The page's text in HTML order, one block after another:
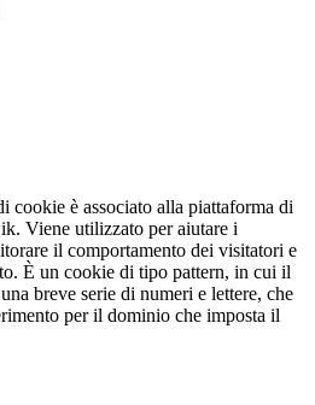
cookie è associato alla piattaforma di
Viene utilizzato per aiutare i
il comportamento dei visitatori e
È un cookie di tipo pattern, in cui il
breve serie di numeri e lettere, che
per il dominio che imposta il